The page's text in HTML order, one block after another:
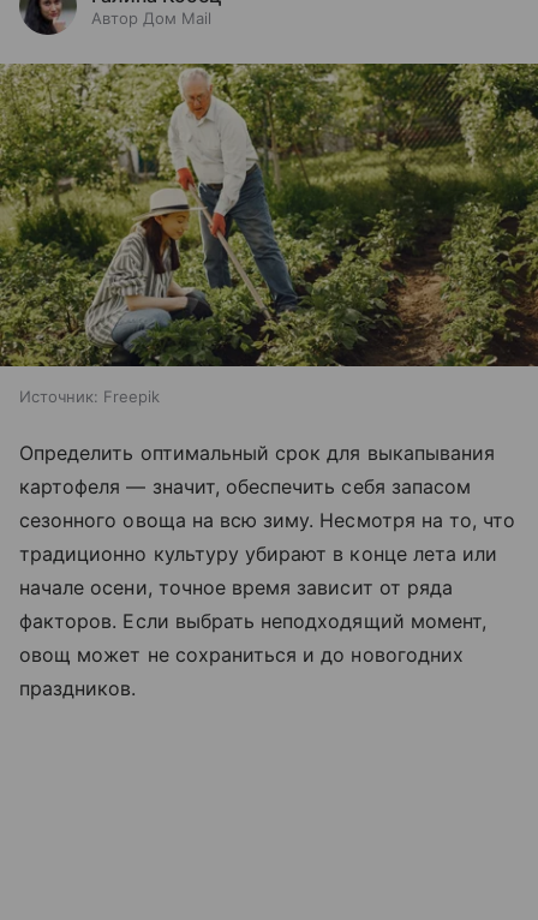
Автор Дом Mail
Источник: Freepik
Определить оптимальный срок для выкапывания
картофеля — значит, обеспечить себя запасом
сезонного овоща на всю зиму. Несмотря на то, что
традиционно культуру убирают в конце лета или
начале осени, точное время зависит от ряда
факторов. Если выбрать неподходящий момент,
овощ может не сохраниться и до новогодних
праздников.